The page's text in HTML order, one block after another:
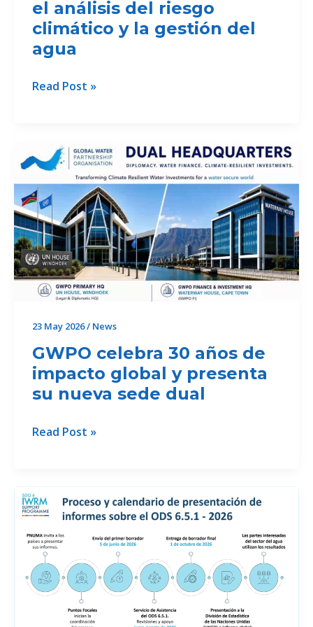
el análisis del riesgo
climático y la gestión del
agua
GWP
análisis
riesgo
climático
y
la
gestión
del
agua
Read Post »
23 May 2026/ News
GWPO celebra 30 años de
impacto global y presenta
su nueva sede dual
GWPO
de
impacto
global
presenta
su
Read Post »